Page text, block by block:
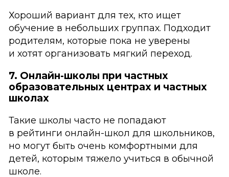
Хороший вариант для тех, кто ищет
обучение в небольших группах. Подходит
родителям, которые пока не уверены
и хотят организовать мягкий переход.
7. Онлайн-школы при частных
образовательных центрах и частных
школах
Такие школы часто не попадают
в рейтинги онлайн-школ для школьников,
но могут быть очень комфортными для
детей, которым тяжело учиться в обычной
школе.